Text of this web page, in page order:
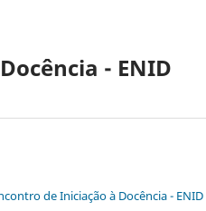
- ENID
de Iniciação à Docência - ENID